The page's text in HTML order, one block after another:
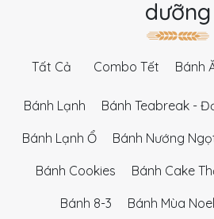
dưỡng
Tất Cả Combo Tết Bánh
Bánh Lạnh Bánh Teabreak -
Bánh Lạnh Ổ Bánh Nướng
Bánh Cookies Bánh Cake
Bánh 8-3 Bánh Mùa Noel